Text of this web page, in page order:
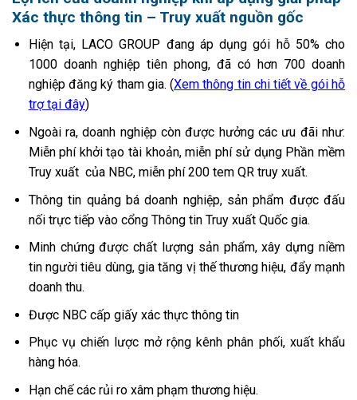
Xác thực thông tin – Truy xuất nguồn gốc
Hiện tại, LACO GROUP đang áp dụng gói hỗ 50% cho
1000 doanh nghiệp tiên phong, đã có hơn 700 doanh
nghiệp đăng ký tham gia. (Xem thông tin chi tiết về gói hỗ
trợ tại đây)
Ngoài ra, doanh nghiệp còn được hưởng các ưu đãi như:
Miễn phí khởi tạo tài khoản, miễn phí sử dụng Phần mềm
Truy xuất của NBC, miễn phí 200 tem QR truy xuất.
Thông tin quảng bá doanh nghiệp, sản phẩm được đấu
nối trực tiếp vào cổng Thông tin Truy xuất Quốc gia.
Minh chứng được chất lượng sản phẩm, xây dựng niềm
tin người tiêu dùng, gia tăng vị thế thương hiệu, đẩy mạnh
doanh thu.
Được NBC cấp giấy xác thực thông tin
Phục vụ chiến lược mở rộng kênh phân phối, xuất khẩu
hàng hóa.
Hạn chế các rủi ro xâm phạm thương hiệu.